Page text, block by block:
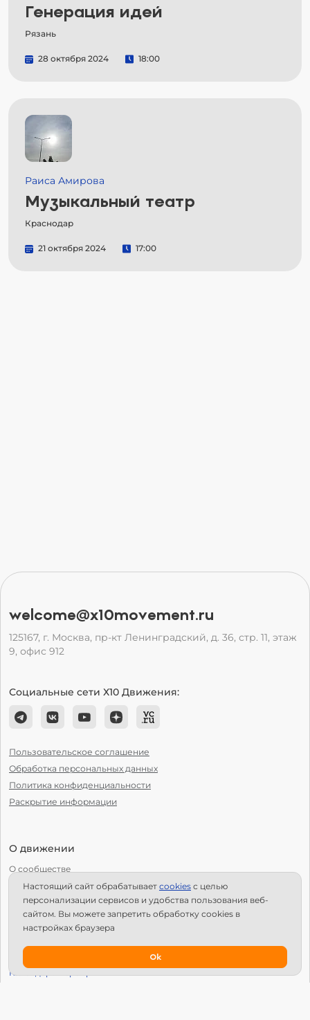
Генерация идей
Рязань
28 октября 2024 18:00
Раиса Амирова
Музыкальный театр
Краснодар
21 октября 2024 17:00
welcome@x10movement.ru
125167, г. Москва, пр-кт Ленинградский, д. 36, стр. 11, этаж
9, офис 912
Социальные сети Х10 Движения:
Пользовательское соглашение
Обработка персональных данных
Политика конфиденциальности
Раскрытие информации
О движении
О сообществе
С чего начать?
Структура Х10
Как стать региональным лидером?
Календарь мероприятий
Настоящий сайт обрабатывает сookies с целью
персонализации сервисов и удобства пользования веб-
сайтом. Вы можете запретить обработку сookies в
настройках браузера
Ok